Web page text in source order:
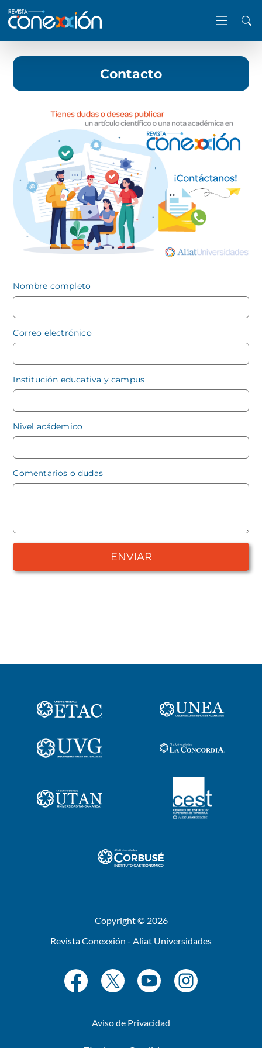
Contacto
Nombre completo
Correo electrónico
Institución educativa y campus
Nivel acádemico
Comentarios o dudas
ENVIAR
Copyright © 2026
Revista Conexxión - Aliat Universidades
Aviso de Privacidad